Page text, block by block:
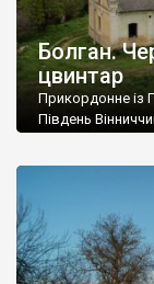
Болган.
цвинтар
Прикордонне із
Південь
старовинний
збереглися,
мовою. За всіма
український.
роках Болган […]